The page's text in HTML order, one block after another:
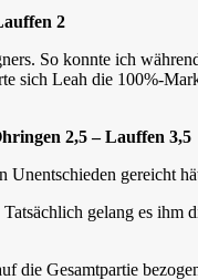
2
So konnte ich
sich Leah die 100%-
2,5 – Lauffen 3,5
Unentschieden gereicht
gelang es ihm
die Gesamtpartie